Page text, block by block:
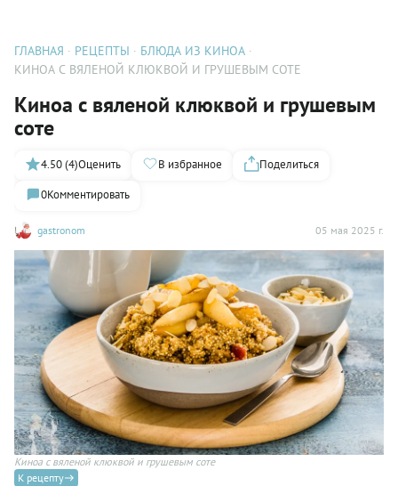
ГЛАВНАЯ РЕЦЕПТЫ
БЛЮДА ИЗ КИНОА
КИНОА С ВЯЛЕНОЙ КЛЮКВОЙ И ГРУШЕВЫМ СОТЕ
Киноа с вяленой клюквой и грушевым
соте
gastronom 05 мая 2025 г.
4.50 (4)Оценить В избранное
Поделиться
0Комментировать
Киноа с вяленой клюквой и грушевым соте
К рецепту